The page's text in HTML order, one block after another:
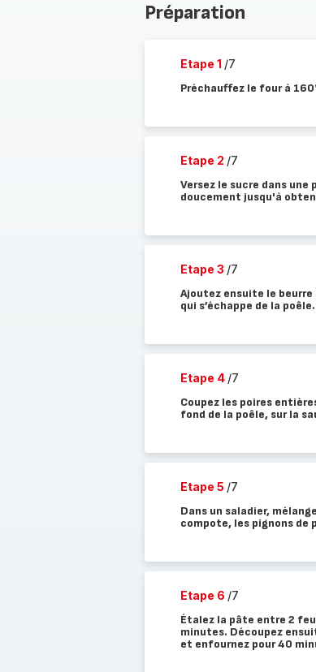
Préparation
Etape 1 /7
Préchauffez le four à
Etape 2 /7
Versez le sucre dans
doucement jusqu'à
Etape 3 /7
Ajoutez ensuite le
qui s’échappe de la
Etape 4 /7
Coupez les poires
fond de la poêle, sur la
Etape 5 /7
Dans un saladier,
compote, les pignons de
Etape 6 /7
Étalez la pâte entre 2
minutes. Découpez
et enfournez pour 40